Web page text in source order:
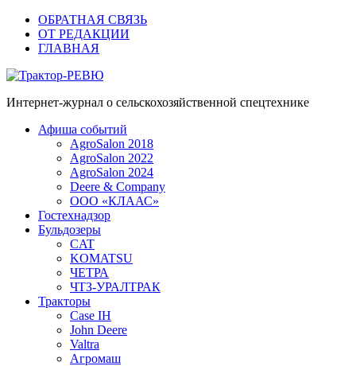
ОБРАТНАЯ СВЯЗЬ
ОТ РЕДАКЦИИ
ГЛАВНАЯ
Трактор-РЕВЮ
Интернет-журнал о сельскохозяйственной спецтехнике
Афиша событий
AgroSalon 2018
AgroSalon 2022
AgroSalon 2024
Deere & Company
ООО «КЛААС»
Гостехнадзор
Бульдозеры
CAT
KOMATSU
ЧЕТРА
ЧТЗ-УРАЛТРАК
Тракторы
Case IH
John Deere
Valtra
Агромаш